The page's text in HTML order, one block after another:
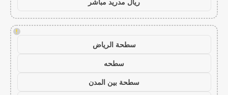
!
سطحة الرياض
سطحه
سطحة بين المدن